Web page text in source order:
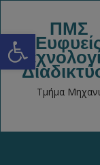
Open toolbar ΠΜΣ
Τμήμα